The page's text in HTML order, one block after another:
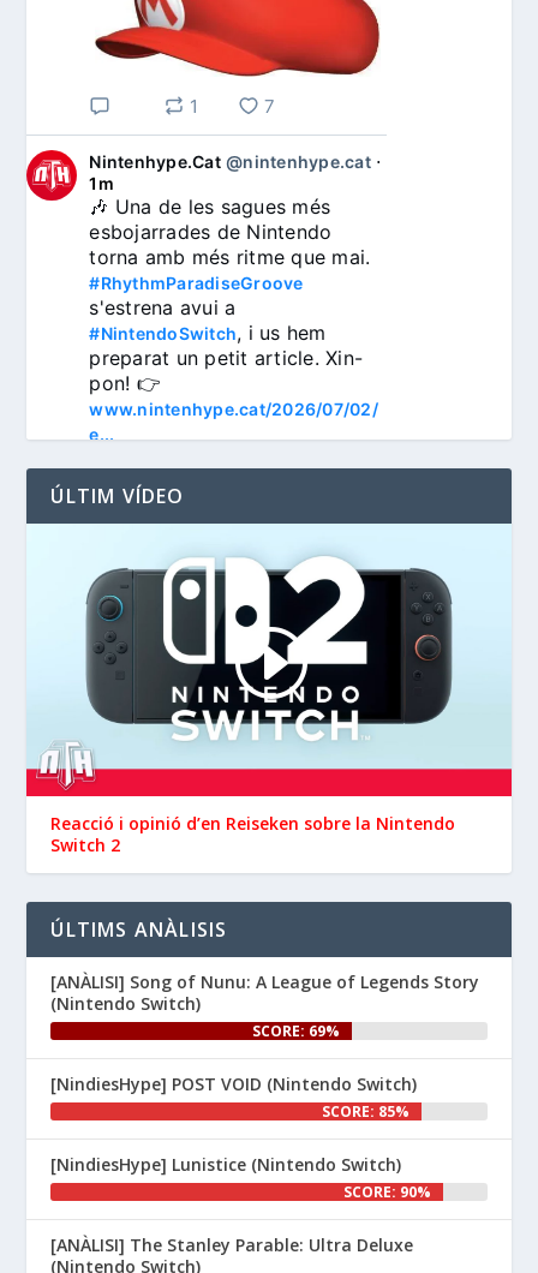
1 7
Nintenhype.Cat @nintenhype.cat⋅
1m
🎶 Una de les sagues més
esbojarrades de Nintendo
#RhythmParadiseGroove
#NintendoSwitch, i us hem
preparat un petit article. Xin-
www.nintenhype.cat/2026/07/02/
e...
3
Nintenhype.Cat @nintenhype.cat
1m
📅 Devil May Cry V,
Wanderstop, Citizen Sleeper 2,
i molt més, aquesta setmana a
la Nintendo eShop de
#NintendoSwitch2
#NintendoSwitch.
👉
1
Nintenhype.Cat @nintenhype.cat
⋅
2m
ÚLTIM VÍDEO
Reacció i opinió d’en ‪Reiseken‬ sobre la Nintendo
Switch 2
ÚLTIMS ANÀLISIS
[ANÀLISI] Song of Nunu: A League of Legends Story
(Nintendo Switch)
SCORE: 69%
[NindiesHype] POST VOID (Nintendo Switch)
SCORE: 85%
[NindiesHype] Lunistice (Nintendo Switch)
SCORE: 90%
[ANÀLISI] The Stanley Parable: Ultra Deluxe
(Nintendo Switch)